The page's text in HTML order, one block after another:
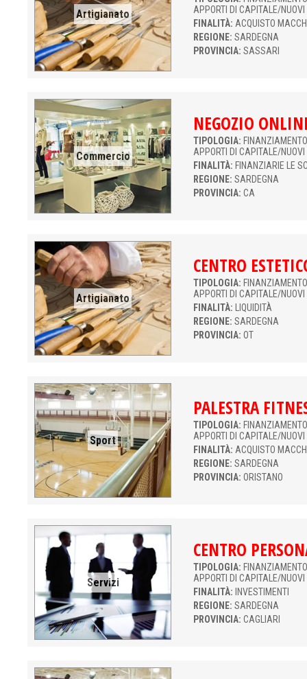
Artigianato
APPORTI DI CAPITALE/NUOVI
FINALITÀ: ACQUISTO
REGIONE: SARDEGNA
PROVINCIA: SASSARI
Commercio
NEGOZIO
TIPOLOGIA:
APPORTI DI CAPITALE/NUOVI
FINALITÀ: FINANZIARIE LE
REGIONE: SARDEGNA
PROVINCIA: CA
Artigianato
CENTRO
TIPOLOGIA:
APPORTI DI CAPITALE/NUOVI
FINALITÀ:
LIQUIDITÀ
REGIONE: SARDEGNA
PROVINCIA: OT
Sport
PALESTRA
TIPOLOGIA:
APPORTI DI CAPITALE/NUOVI
FINALITÀ: ACQUISTO
REGIONE: SARDEGNA
PROVINCIA: ORISTANO
Servizi
CENTRO
TIPOLOGIA:
APPORTI DI CAPITALE/NUOVI
FINALITÀ: INVESTIMENTI
REGIONE: SARDEGNA
PROVINCIA: CAGLIARI